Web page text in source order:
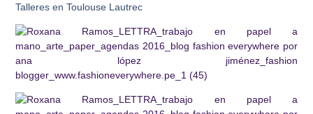
Talleres en Toulouse Lautrec